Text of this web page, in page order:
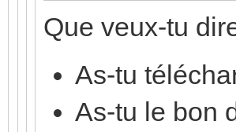
Que veux-tu
As-tu
As-tu le bon